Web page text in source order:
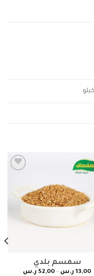
سمسم بلدي
13,00 ر.س –
52,00 ر.س